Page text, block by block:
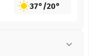
37°/20°